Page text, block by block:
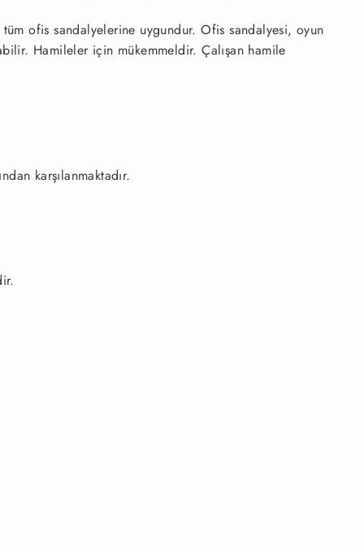
ofis sandalyelerine uygundur. Ofis sandalyesi, oyun
Hamileler için mükemmeldir. Çalışan hamile
karşılanmaktadır.